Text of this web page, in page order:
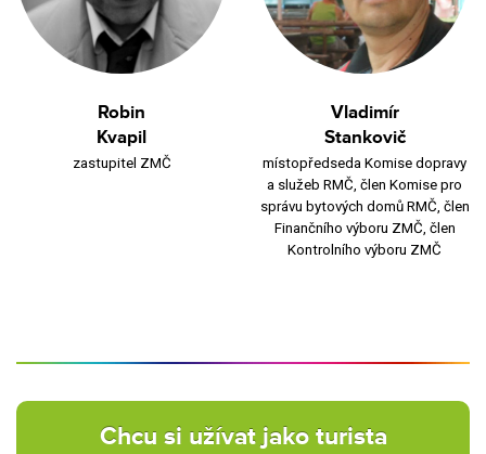
Robin
Kvapil
zastupitel ZMČ
Vladimír
Stankovič
místopředseda Komise dopravy
a služeb RMČ, člen Komise pro
správu bytových domů RMČ, člen
Finančního výboru ZMČ, člen
Kontrolního výboru ZMČ
Chcu si užívat jako turista